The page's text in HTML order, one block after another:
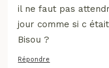
il ne faut pas
jour comme si c
Bisou ?
Répondre